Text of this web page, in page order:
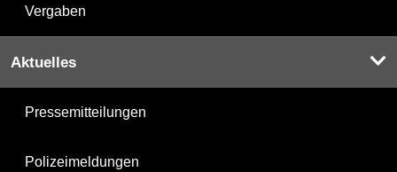
Vergaben
Aktuelles
Pressemitteilungen
Polizeimeldungen